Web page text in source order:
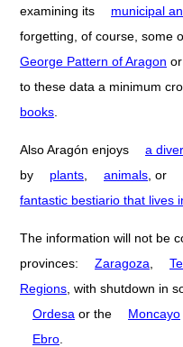
examining its
municipal
forgetting, of course, some
George Pattern of Aragon
to these data a minimum
books
Also Aragón enjoys a
by
plants animals , or
fantastic bestiario that lives
The information will not be
provinces:
Zaragoza
Regions , with shutdown in
Ordesa or the Moncayo
Ebro